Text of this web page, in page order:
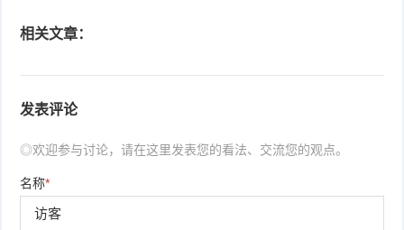
相关文章：
发表评论
◎欢迎参与讨论，请在这里发表您的看法、交流您的观点。
名称*